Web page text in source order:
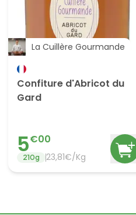
La Cuillère Gourmande
Confiture d'Abricot du
Gard
5€00
210g 23,81€/Kg